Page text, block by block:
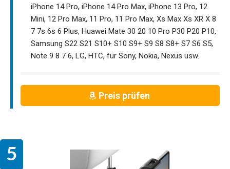
iPhone 14 Pro, iPhone 14 Pro Max, iPhone 13 Pro, 12
Mini, 12 Pro Max, 11 Pro, 11 Pro Max, Xs Max Xs XR X 8
7 7s 6s 6 Plus, Huawei Mate 30 20 10 Pro P30 P20 P10,
Samsung S22 S21 S10+ S10 S9+ S9 S8 S8+ S7 S6 S5,
Note 9 8 7 6, LG, HTC, für Sony, Nokia, Nexus usw.
Preis prüfen